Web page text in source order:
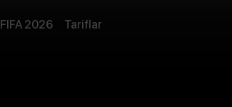
FIFA 2026 Tariflar